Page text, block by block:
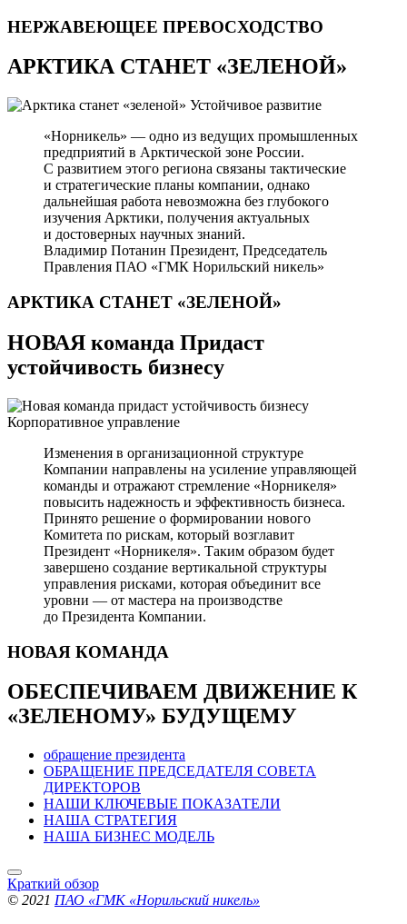
НЕРЖАВЕЮЩЕЕ ПРЕВОСХОДСТВО
АРКТИКА СТАНЕТ «ЗЕЛЕНОЙ»
Устойчивое развитие
«Норникель» — одно из ведущих промышленных
предприятий в Арктической зоне России.
С развитием этого региона связаны тактические
и стратегические планы компании, однако
дальнейшая работа невозможна без глубокого
изучения Арктики, получения актуальных
и достоверных научных знаний.
Владимир Потанин Президент, Председатель
Правления ПАО «ГМК Норильский никель»
АРКТИКА СТАНЕТ «ЗЕЛЕНОЙ»
НОВАЯ команда Придаст
устойчивость бизнесу
Корпоративное управление
Изменения в организационной структуре
Компании направлены на усиление управляющей
команды и отражают стремление «Норникеля»
повысить надежность и эффективность бизнеса.
Принято решение о формировании нового
Комитета по рискам, который возглавит
Президент «Норникеля». Таким образом будет
завершено создание вертикальной структуры
управления рисками, которая объединит все
уровни — от мастера на производстве
до Президента Компании.
НОВАЯ КОМАНДА
ОБЕСПЕЧИВАЕМ ДВИЖЕНИЕ К
«ЗЕЛЕНОМУ» БУДУЩЕМУ
обращение президента
ОБРАЩЕНИЕ ПРЕДСЕДАТЕЛЯ СОВЕТА
ДИРЕКТОРОВ
НАШИ КЛЮЧЕВЫЕ ПОКАЗАТЕЛИ
НАША СТРАТЕГИЯ
НАША БИЗНЕС МОДЕЛЬ
Краткий обзор
© 2021 ПАО «ГМК «Норильский никель»